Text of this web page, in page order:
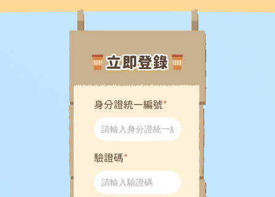
立即登錄
身分證統一編號
驗證碼